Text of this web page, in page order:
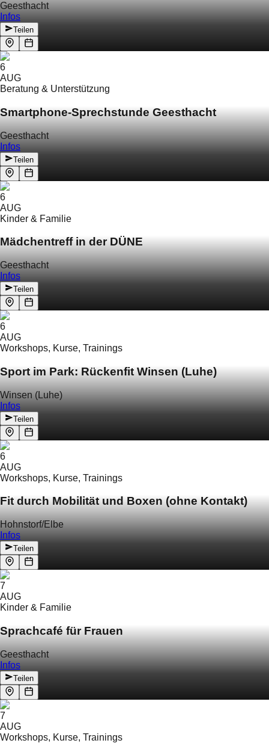
Geesthacht
Infos
Teilen
6
AUG
Beratung & Unterstützung
Smartphone-Sprechstunde Geesthacht
Geesthacht
Infos
Teilen
6
AUG
Kinder & Familie
Mädchentreff in der DÜNE
Geesthacht
Infos
Teilen
6
AUG
Workshops, Kurse, Trainings
Sport im Park: Rückenfit Winsen (Luhe)
Winsen (Luhe)
Infos
Teilen
6
AUG
Workshops, Kurse, Trainings
Fit durch Mobilität und Boxen (ohne Kontakt)
Hohnstorf/Elbe
Infos
Teilen
7
AUG
Kinder & Familie
Sprachcafé für Frauen
Geesthacht
Infos
Teilen
7
AUG
Workshops, Kurse, Trainings